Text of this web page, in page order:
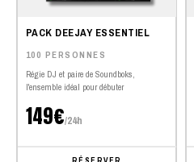
PACK DEEJAY ESSENTIEL
100 PERSONNES
Régie DJ et paire de Soundboks,
l'ensemble idéal pour débuter
149€/24h